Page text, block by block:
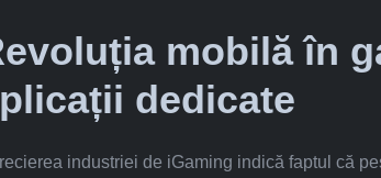
mobilă în
dedicate
industriei de iGaming indică faptul că